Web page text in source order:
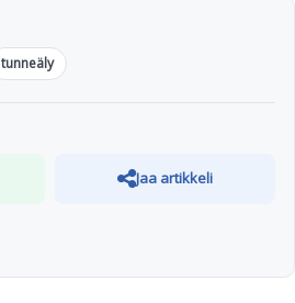
tunneäly
Jaa artikkeli